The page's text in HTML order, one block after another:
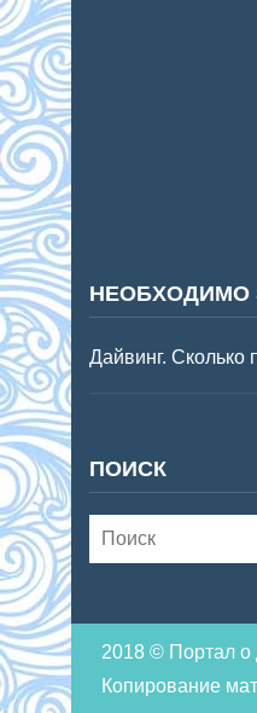
НЕОБХОДИМО
Дайвинг. Сколько
ПОИСК
2018 © Портал о
Копирование